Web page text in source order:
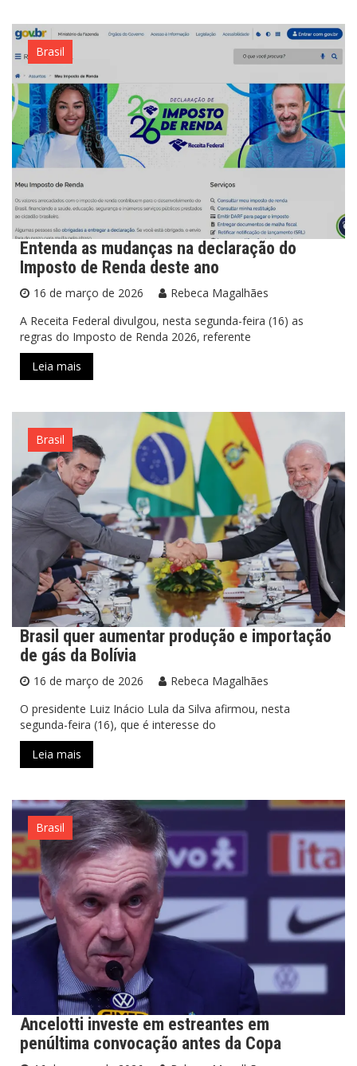
Brasil
Entenda as mudanças na declaração do
Imposto de Renda deste ano
16 de março de 2026
Rebeca Magalhães
A Receita Federal divulgou, nesta segunda-feira (16) as
regras do Imposto de Renda 2026, referente
Leia mais
Brasil
Brasil quer aumentar produção e importação
de gás da Bolívia
16 de março de 2026
Rebeca Magalhães
O presidente Luiz Inácio Lula da Silva afirmou, nesta
segunda-feira (16), que é interesse do
Leia mais
Brasil
Ancelotti investe em estreantes em
penúltima convocação antes da Copa